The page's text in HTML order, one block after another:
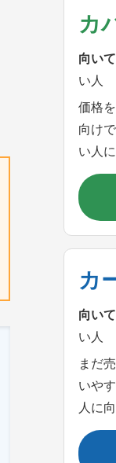
カ
向い
い人
価格
向け
い人
カ
向い
い人
まだ
いや
人に